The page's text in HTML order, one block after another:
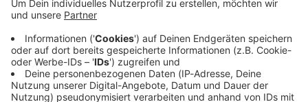
ein recht unaufgeregter Typ ist. Dementsprechend sagt der
Untertitel seiner Biografie „Der Tastenficker" schlicht: „An was
ich mich so erinnern kann". Dass er normalerweise mit
Rammstein ganze Arenen abbrennt - im wahrsten Sinne des
Wortes - sieht man dem Buch nicht zwingend an, aber lasst
euch davon nicht täuschen.